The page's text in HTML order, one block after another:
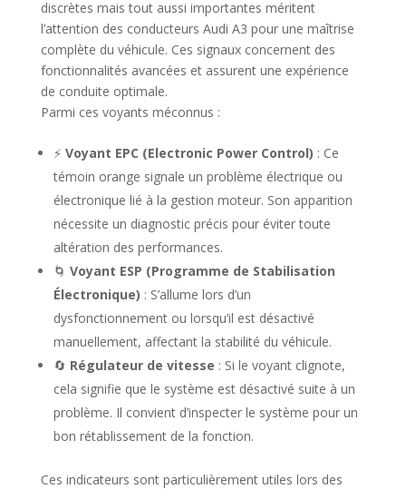
discrètes mais tout aussi importantes méritent
l’attention des conducteurs Audi A3 pour une maîtrise
complète du véhicule. Ces signaux concernent des
fonctionnalités avancées et assurent une expérience
de conduite optimale.
Parmi ces voyants méconnus :
⚡ Voyant EPC (Electronic Power Control) : Ce
témoin orange signale un problème électrique ou
électronique lié à la gestion moteur. Son apparition
nécessite un diagnostic précis pour éviter toute
altération des performances.
🌀 Voyant ESP (Programme de Stabilisation
Électronique) : S’allume lors d’un
dysfonctionnement ou lorsqu’il est désactivé
manuellement, affectant la stabilité du véhicule.
🔄 Régulateur de vitesse : Si le voyant clignote,
cela signifie que le système est désactivé suite à un
problème. Il convient d’inspecter le système pour un
bon rétablissement de la fonction.
Ces indicateurs sont particulièrement utiles lors des